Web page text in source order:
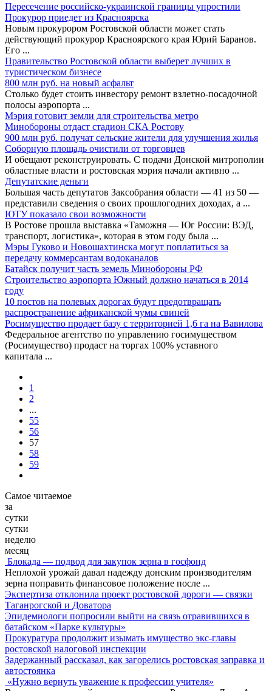
Пересечение российско-украинской границы упростили
Прокурор приедет из Красноярска
Новым прокурором Ростовской области может стать
действующий прокурор Красноярского края Юрий Баранов.
Его ...
Правительство Ростовской области выберет лучших в
туристическом бизнесе
800 млн руб. на новый асфальт
Столько будет стоить инвестору ремонт взлетно-посадочной
полосы аэропорта ...
Мэрия готовит земли для строительства метро
Минобороны отдаст стадион СКА Ростову
900 млн руб. получат сельские жители для улучшения жилья
Соборную площадь очистили от торговцев
И обещают реконструировать. С подачи Донской митрополии
областные власти и ростовская мэрия начали активно ...
Депутатские деньги
Большая часть депутатов Заксобрания области — 41 из 50 —
представили сведения о своих прошлогодних доходах, а ...
ЮТУ показало свои возможности
В Ростове прошла выставка «Таможня — Юг России: ВЭД,
транспорт, логистика», которая в этом году была ...
Мэры Гуково и Новошахтинска могут поплатиться за
передачу коммерсантам водоканалов
Батайск получит часть земель Минобороны РФ
Строительство аэропорта Южный должно начаться в 2014
году
10 постов на полевых дорогах будут предотвращать
распространение африканской чумы свиней
Росимущество продает базу с территорией 1,6 га на Вавилова
Федеральное агентство по управлению госимуществом
(Росимущество) продаст на торгах 100% уставного
капитала ...
1
2
...
55
56
57
58
59
Самое читаемое
за
сутки
сутки
неделю
месяц
Блокада — подвод для закупок зерна в госфонд
Неплохой урожай давал надежду донским производителям
зерна поправить финансовое положение после ...
Экспертиза отклонила проект ростовской дороги — связки
Таганрогской и Доватора
Эпидемиологи попросили выйти на связь отравившихся в
батайском «Парке культуры»
Прокуратура продолжит изымать имущество экс-главы
ростовской налоговой инспекции
Задержанный рассказал, как загорелись ростовская заправка и
автостоянка
«Нужно вернуть уважение к профессии учителя»